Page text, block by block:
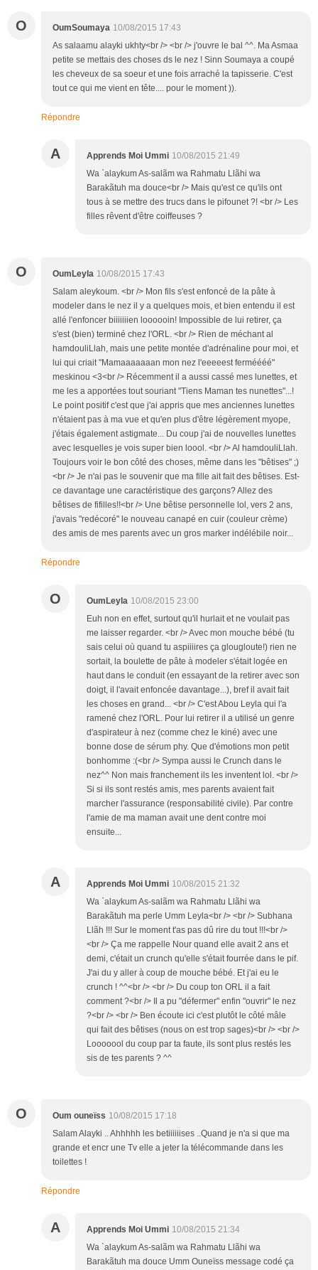
O OumSoumaya 10/08/2015 17:43
As salaamu alayki ukhty<br /> <br /> j'ouvre le bal ^^. Ma Asmaa
petite se mettais des choses ds le nez ! Sinn Soumaya a coupé
les cheveux de sa soeur et une fois arraché la tapisserie. C'est
tout ce qui me vient en tête.... pour le moment )).
Répondre
A Apprends Moi Ummi 10/08/2015 21:49
Wa `alaykum As-salãm wa Rahmatu Llãhi wa
Barakãtuh ma douce<br /> Mais qu'est ce qu'ils ont
tous à se mettre des trucs dans le pifounet ?! <br /> Les
filles rêvent d'être coiffeuses ?
O OumLeyla 10/08/2015 17:43
Salam aleykoum. <br /> Mon fils s'est enfoncé de la pâte à
modeler dans le nez il y a quelques mois, et bien entendu il est
allé l'enfoncer biiiiiiien loooooin! Impossible de lui retirer, ça
s'est (bien) terminé chez l'ORL. <br /> Rien de méchant al
hamdouliLlah, mais une petite montée d'adrénaline pour moi, et
lui qui criait "Mamaaaaaaan mon nez l'eeeeest ferméééé"
meskinou <3<br /> Récemment il a aussi cassé mes lunettes, et
me les a apportées tout souriant "Tiens Maman tes nunettes"...!
Le point positif c'est que j'ai appris que mes anciennes lunettes
n'étaient pas à ma vue et qu'en plus d'être légèrement myope,
j'étais également astigmate... Du coup j'ai de nouvelles lunettes
avec lesquelles je vois super bien loool. <br /> Al hamdouliLlah.
Toujours voir le bon côté des choses, même dans les "bêtises" ;)
<br /> Je n'ai pas le souvenir que ma fille ait fait des bêtises. Est-
ce davantage une caractéristique des garçons? Allez des
bêtises de fifilles!!<br /> Une bêtise personnelle lol, vers 2 ans,
j'avais "redécoré" le nouveau canapé en cuir (couleur crème)
des amis de mes parents avec un gros marker indélébile noir...
Répondre
O OumLeyla 10/08/2015 23:00
Euh non en effet, surtout qu'il hurlait et ne voulait pas
me laisser regarder. <br /> Avec mon mouche bébé (tu
sais celui où quand tu aspiiiires ça glougloute!) rien ne
sortait, la boulette de pâte à modeler s'était logée en
haut dans le conduit (en essayant de la retirer avec son
doigt, il l'avait enfoncée davantage...), bref il avait fait
les choses en grand... <br /> C'est Abou Leyla qui l'a
ramené chez l'ORL. Pour lui retirer il a utilisé un genre
d'aspirateur à nez (comme chez le kiné) avec une
bonne dose de sérum phy. Que d'émotions mon petit
bonhomme :(<br /> Sympa aussi le Crunch dans le
nez^^ Non mais franchement ils les inventent lol. <br />
Si si ils sont restés amis, mes parents avaient fait
marcher l'assurance (responsabilité civile). Par contre
l'amie de ma maman avait une dent contre moi
ensuite...
A Apprends Moi Ummi 10/08/2015 21:32
Wa `alaykum As-salãm wa Rahmatu Llãhi wa
Barakãtuh ma perle Umm Leyla<br /> <br /> Subhana
Llãh !!! Sur le moment t'as pas dû rire du tout !!!<br />
<br /> Ça me rappelle Nour quand elle avait 2 ans et
demi, c'était un crunch qu'elle s'était fourrée dans le pif.
J'ai du y aller à coup de mouche bébé. Et j'ai eu le
crunch ! ^^<br /> <br /> Du coup ton ORL il a fait
comment ?<br /> Il a pu "défermer" enfin "ouvrir" le nez
?<br /> <br /> Ben écoute ici c'est plutôt le côté mâle
qui fait des bêtises (nous on est trop sages)<br /> <br />
Looooool du coup par ta faute, ils sont plus restés les
sis de tes parents ? ^^
O Oum ouneïss 10/08/2015 17:18
Salam Alayki .. Ahhhhh les betiiiiiises ..Quand je n'a si que ma
grande et encr une Tv elle a jeter la télécommande dans les
toilettes !
Répondre
A Apprends Moi Ummi 10/08/2015 21:34
Wa `alaykum As-salãm wa Rahmatu Llãhi wa
Barakãtuh ma douce Umm Ouneïss message codé ça